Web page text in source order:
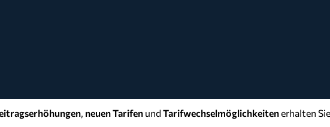
, neuen Tarifen undTarifwechselmöglichkeitenerhalten